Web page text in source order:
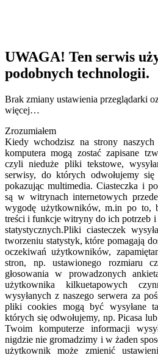
UWAGA! Ten serwis
podobnych technologii.
Brak zmiany ustawienia przeglądarki
więcej…
Zrozumiałem
Kiedy wchodzisz na strony
komputera mogą zostać zapisane
czyli nieduże pliki tekstowe,
serwisy, do których odwołujemy
pokazując multimedia. Ciasteczka i
są w witrynach internetowych
wygodę użytkowników, m.in po to,
treści i funkcje witryny do ich potrzeb i
statystycznych.Pliki ciasteczek
tworzeniu statystyk, które pomagają
oczekiwań użytkowników,
stron, np. ustawionego rozmiaru
głosowania w prowadzonych
użytkownika kilkuetapowych
wysyłanych z naszego serwera za
pliki cookies mogą być wysyłane
których się odwołujemy, np. Picasa
Twoim komputerze informacji
nigdzie nie gromadzimy i w żaden
użytkownik może zmienić